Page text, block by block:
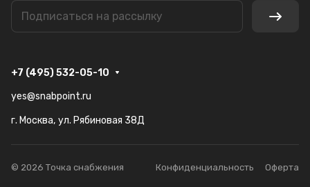
+7 (495) 532-05-10
yes@snabpoint.ru
г. Москва, ул. Рябиновая 38Д
© 2026 Точка снабжения Конфиденциальность Оферта